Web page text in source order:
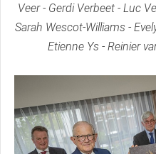
Veer - Gerdi Verbeet - Luc
Sarah Wescot-Williams -
Etienne Ys - Reinier